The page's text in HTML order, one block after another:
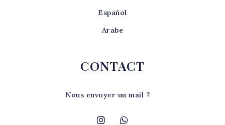
Español
Arabe
CONTACT
Nous envoyer un mail ?